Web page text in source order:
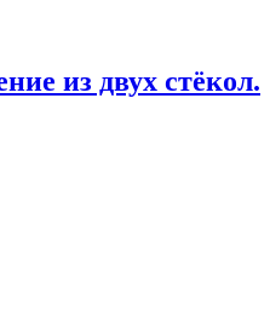
из двух стёкол.